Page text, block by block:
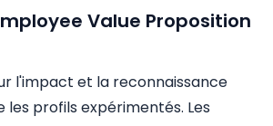
Value Proposition
l'impact et la reconnaissance
profils expérimentés. Les